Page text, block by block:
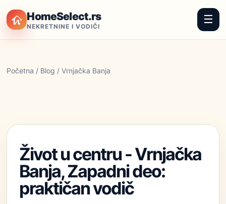
HomeSelect.rs
NEKRETNINE I VODIČI
☰
Početna / Blog / Vrnjačka Banja
Život u centru - Vrnjačka
Banja, Zapadni deo:
praktičan vodič